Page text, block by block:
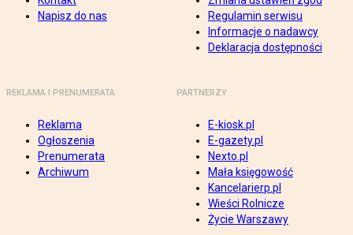
Napisz do nas
Regulamin serwisu
Informacje o nadawcy
Deklaracja dostępności
REKLAMA I PRENUMERATA
Reklama
Ogłoszenia
Prenumerata
Archiwum
PARTNERZY
E-kiosk.pl
E-gazety.pl
Nexto.pl
Mała księgowość
Kancelarierp.pl
Wieści Rolnicze
Życie Warszawy